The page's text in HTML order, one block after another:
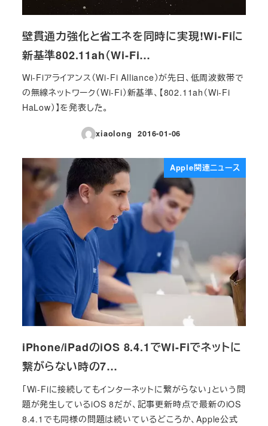
壁貫通力強化と省エネを同時に実現!Wi-Fiに
新基準802.11ah（Wi-Fi…
Wi-Fiアライアンス（Wi-Fi Alliance）が先日、低周波数帯で
の無線ネットワーク（Wi-Fi）新基準、【802.11ah（Wi-Fi
HaLow）】を発表した。
xiaolong
投稿日
2016-01-06
Apple関連ニュース
iPhone/iPadのiOS 8.4.1でWi-Fiでネットに
繋がらない時の7…
「Wi-Fiに接続してもインターネットに繋がらない」という問
題が発生しているiOS 8だが、記事更新時点で最新のiOS
8.4.1でも同様の問題は続いているどころか、Apple公式